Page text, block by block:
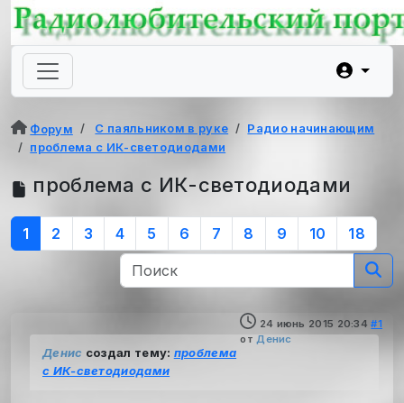
Форум С паяльником в руке
Радио начинающим
проблема с ИК-светодиодами
проблема с ИК-светодиодами
1 2 3 4 5 6 7 8 9 10 18
24 июнь 2015 20:34 #1
отДенис
Денис создал тему: проблема
с ИК-светодиодами